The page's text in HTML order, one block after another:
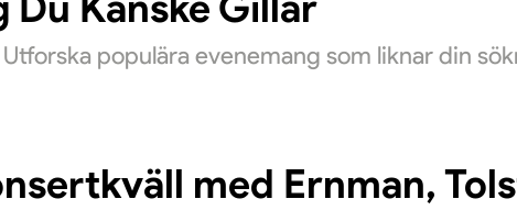
populära evenemang som liknar din
med Ernman,